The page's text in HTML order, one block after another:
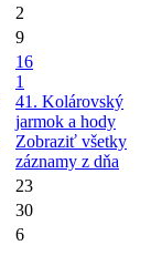
2
9
16
1
41. Kolárovský
jarmok a hody
Zobraziť všetky
záznamy z dňa
23
30
6